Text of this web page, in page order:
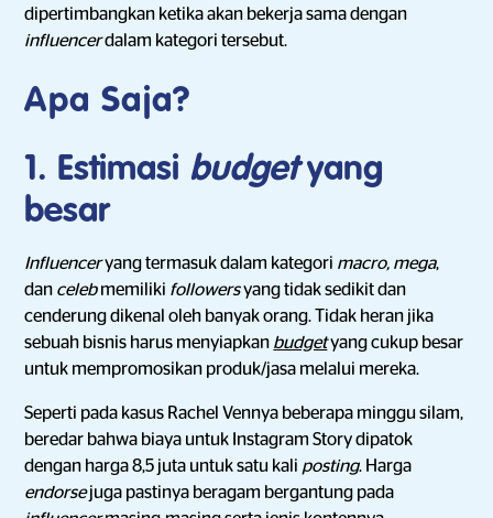
dipertimbangkan ketika akan bekerja sama dengan
influencerdalam kategori tersebut.
Apa Saja?
1. Estimasi budgetyang
besar
Influenceryang termasuk dalam kategori macro, mega,
dan celebmemiliki followersyang tidak sedikit dan
cenderung dikenal oleh banyak orang. Tidak heran jika
sebuah bisnis harus menyiapkan budgetyang cukup besar
untuk mempromosikan produk/jasa melalui mereka.
Seperti pada kasus Rachel Vennya beberapa minggu silam,
beredar bahwa biaya untuk Instagram Story dipatok
dengan harga 8,5 juta untuk satu kali posting. Harga
endorsejuga pastinya beragam bergantung pada